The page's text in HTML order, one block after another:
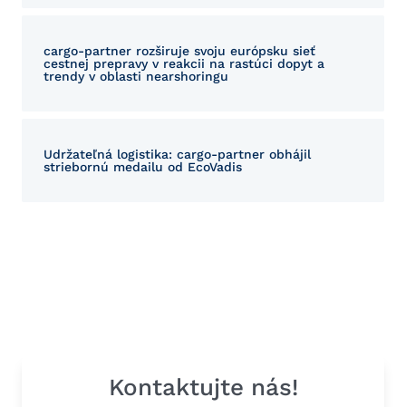
cargo-partner rozširuje svoju európsku sieť
cestnej prepravy v reakcii na rastúci dopyt a
trendy v oblasti nearshoringu
Udržateľná logistika: cargo-partner obhájil
striebornú medailu od EcoVadis
Kontaktujte nás!